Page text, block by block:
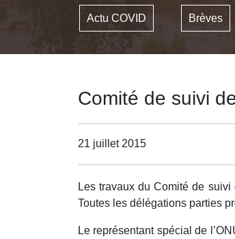
Actu COVID Brèves
Comité de suivi
21 juillet 2015
Les travaux du Comité de
Toutes les délégations parties
Le représentant spécial de